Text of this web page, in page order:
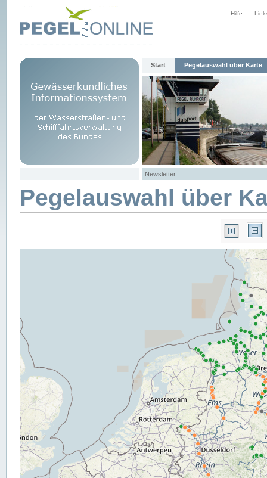
Hilfe
Start Pegelauswahl über Karte
Newsletter
Pegelauswahl über